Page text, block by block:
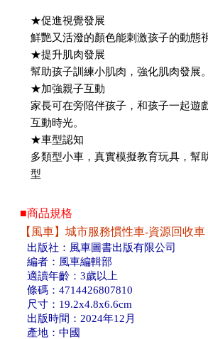
★促進視覺發展
鮮艷又活潑的顏色能刺激孩子的動態
★提升肌肉發展
幫助孩子訓練小肌肉，強化肌肉發展。
★加強親子互動
家長可在旁陪伴孩子，和孩子一起遊
互動時光。
★車型認知
多類型小車，真實模擬教育玩具，幫
型
■商品規格
【風車】城市服務慣性車-資源回收車
出版社：風車圖書出版有限公司
編者：風車編輯部
適讀年齡：3歲以上
條碼：4714426807810
尺寸：19.2x4.8x6.6cm
出版時間：2024年12月
產地：中國